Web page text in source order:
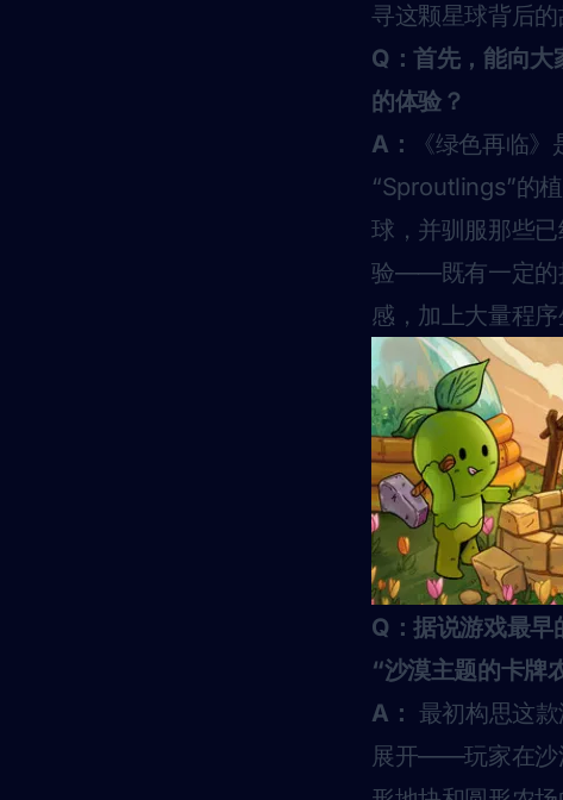
寻这颗星球背后的
Q：首先，能向大
的体验？
A：
《绿色再临
“Sproutlings”的
球，并驯服那些
验——既有一定的
感，加上大量程
Q：据说游戏最早
“沙漠主题的卡牌
A： 最初构思这
展开——玩家在沙